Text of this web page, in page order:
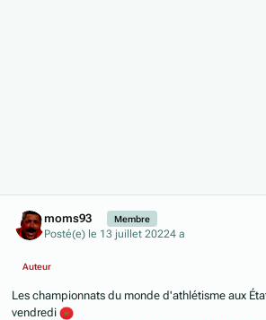
moms93 Membre
Posté(e) le 13 juillet 20224 a
Auteur
Les championnats du monde d'athlétisme aux
vendredi